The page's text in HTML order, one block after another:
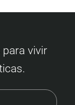
vivir